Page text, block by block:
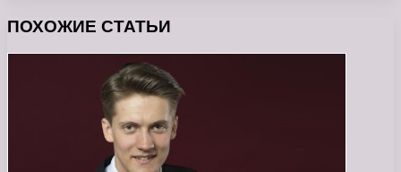
ПОХОЖИЕ СТАТЬИ